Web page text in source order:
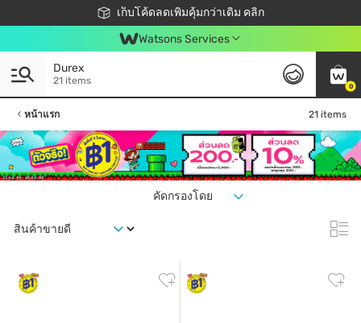
เก็บโค้ดลดเพิ่มคุ้มกว่าเดิม คลิก
ชอปออนไลน์ครั้งแรก ลดเพิ่มจุก ๆ 10%! 🎉
📦ส่งฟรี! เมื่อชอป 499฿
สมาชิกวัตสัน คลับดียังไง?
Watsons Services
0
Durex
21 items
หน้าแรก 21 items
คัดกรองโดย